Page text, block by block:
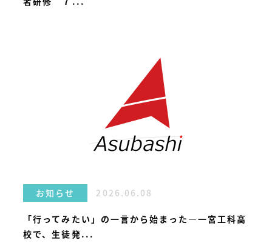
お知らせ 2026.06.08
「行ってみたい」の一言から始まった—一宮工科高
校で、生徒発...